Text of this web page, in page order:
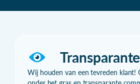
Wij houden van een tevreden klant!